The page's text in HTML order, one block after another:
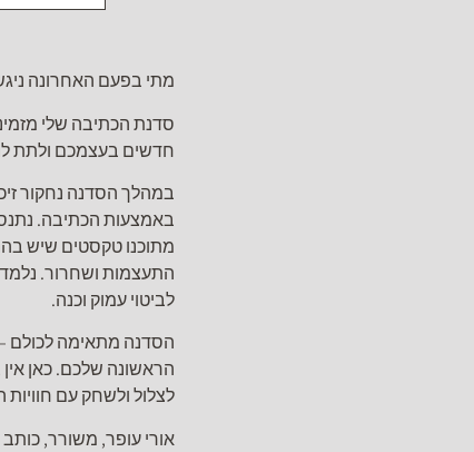
מתי בפעם האחרונה
סדנת הכתיבה שלי
חדשים בעצמכם ולתת
במהלך הסדנה נחקור
באמצעות הכתיבה.
מתוכנו טקסטים שיש
התעצמות ושחרור.
לביטוי עמוק וכנה.
הסדנה מתאימה לכולם
הראשונה שלכם. כאן
לצלול ולשחק עם חוויות
אורי עופר, משורר,